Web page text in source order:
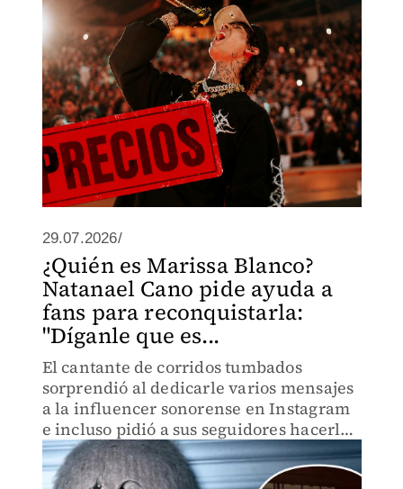
29.07.2026/
¿Quién es Marissa Blanco?
Natanael Cano pide ayuda a
fans para reconquistarla:
"Díganle que es...
El cantante de corridos tumbados
sorprendió al dedicarle varios mensajes
a la influencer sonorense en Instagram
e incluso pidió a sus seguidores hacerle
llegar un mensaje.